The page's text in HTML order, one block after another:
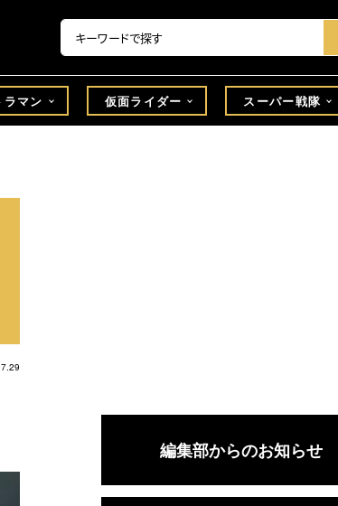
ラマン 仮面ライダー スーパー戦隊
編集部からのお知らせ